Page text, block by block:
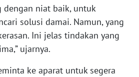
dengan niat baik, untuk
solusi damai. Namun, yang
Ini jelas tindakan yang
ujarnya.
ke aparat untuk segera